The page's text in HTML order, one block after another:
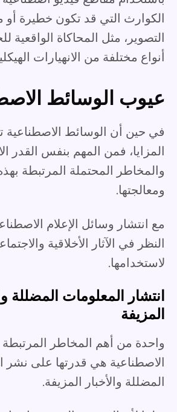
الكوارث التي قد تكون خطيرة أو
التصوير، مثل المحاكاة الواقعية
أنواع مختلفة من الانهيارات
عيوب الوسائط
في حين أن الوسائط الاصطناعية
المزايا، فمن المهم بنفس القدر
والمخاطر المحتملة المرتبطة بهذه
ومعالجتها.
مع انتشار وسائل الإعلام
النظر في الآثار الأخلاقية
لاستخدامها.
انتشار المعلومات المضللة
المزيفة
واحدة من أهم المخاطر المرتبطة
الاصطناعية هي قدرتها على نشر
المضللة والأخبار المزيفة.